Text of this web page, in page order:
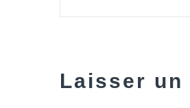
Laisser un